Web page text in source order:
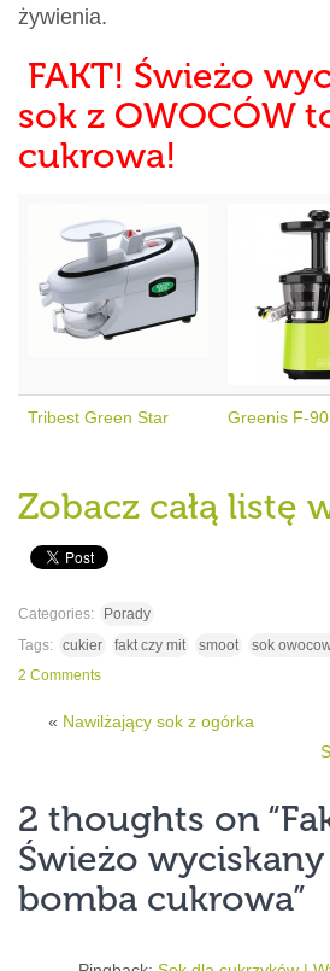
żywienia.
FAKT! Świeżo
sok z OWOCÓW
cukrowa!
Tribest Green Star Greenis F-
Zobacz całą listę
Categories:
Porady
Tags: cukier fakt czy mit smoot
sok
2 Comments
« Nawilżający sok z ogórka
2 thoughts on “
Świeżo
bomba cukrowa”